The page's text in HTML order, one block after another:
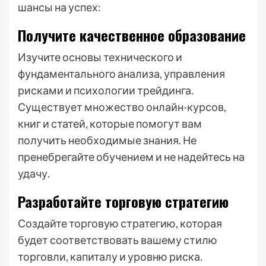
шансы на успех:
Получите качественное образование
Изучите основы технического и
фундаментального анализа, управления
рисками и психологии трейдинга.
Существует множество онлайн-курсов,
книг и статей, которые помогут вам
получить необходимые знания. Не
пренебрегайте обучением и не надейтесь на
удачу.
Разработайте торговую стратегию
Создайте торговую стратегию, которая
будет соответствовать вашему стилю
торговли, капиталу и уровню риска.